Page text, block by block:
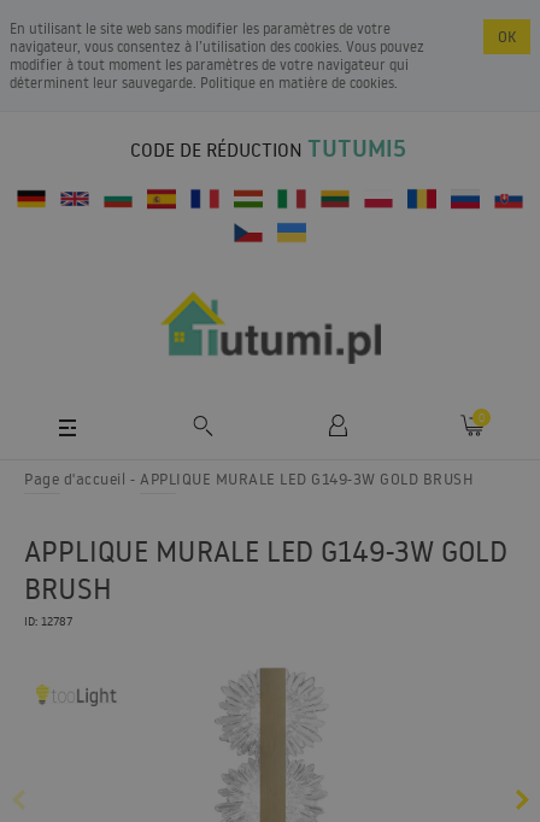
En utilisant le site web sans modifier les paramètres de votre
navigateur, vous consentez à l’utilisation des cookies. Vous pouvez
modifier à tout moment les paramètres de votre navigateur qui
déterminent leur sauvegarde. Politique en matière de cookies.
OK
CODE DE RÉDUCTION TUTUMI5
0
Page d'accueil APPLIQUE MURALE LED G149-3W GOLD BRUSH
APPLIQUE MURALE LED G149-3W GOLD
BRUSH
ID: 12787